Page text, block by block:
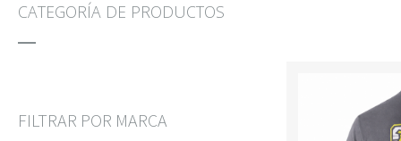
CATEGORÍA DE PRODUCTOS
FILTRAR POR MARCA